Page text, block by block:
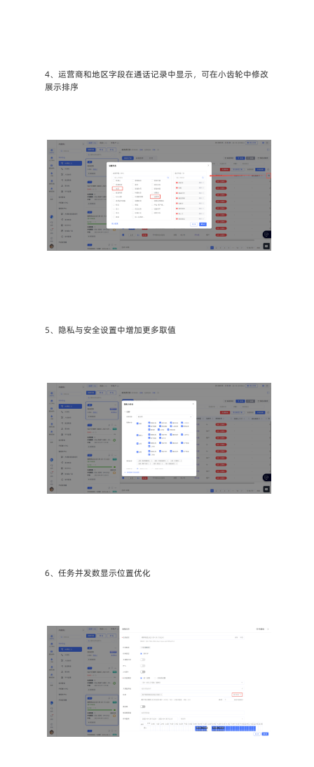
4、运营商和地区字段在通话记录中显示，可在小齿轮中修改
展示排序
5、隐私与安全设置中增加更多取值
6、任务并发数显示位置优化